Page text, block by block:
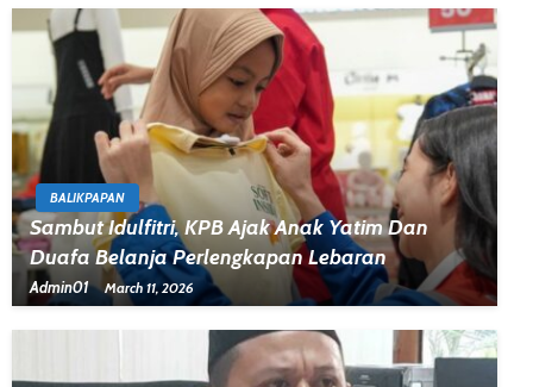
BALIKPAPAN
Sambut Idulfitri, KPB Ajak Anak Yatim Dan
Duafa Belanja Perlengkapan Lebaran
Admin01 March 11, 2026